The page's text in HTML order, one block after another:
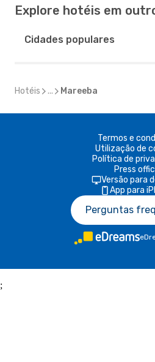
Explore hotéis em
Cidades populares
Hotéis ... Mareeba
Termos e
Utilização de
Política de
Press
Versão para
App para
Perguntas
;